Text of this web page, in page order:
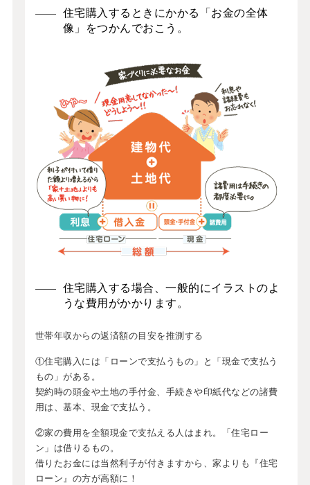
住宅購入するときにかかる「お金の全体
像」をつかんでおこう。
住宅購入する場合、一般的にイラストのよ
うな費用がかかります。
世帯年収からの返済額の目安を推測する
①住宅購入には「ローンで支払うもの」と「現金で支払う
もの」がある。
契約時の頭金や土地の手付金、手続きや印紙代などの諸費
用は、基本、現金で支払う。
②家の費用を全額現金で支払える人はまれ。「住宅ロー
ン」は借りるもの。
借りたお金には当然利子が付きますから、家よりも『住宅
ローン』の方が高額に！